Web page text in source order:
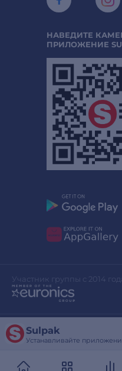
Sulpak
Устанавливайте
НАВЕДИТЕ
ПРИЛОЖЕНИЕ
Участник группы с 2014
Разработка